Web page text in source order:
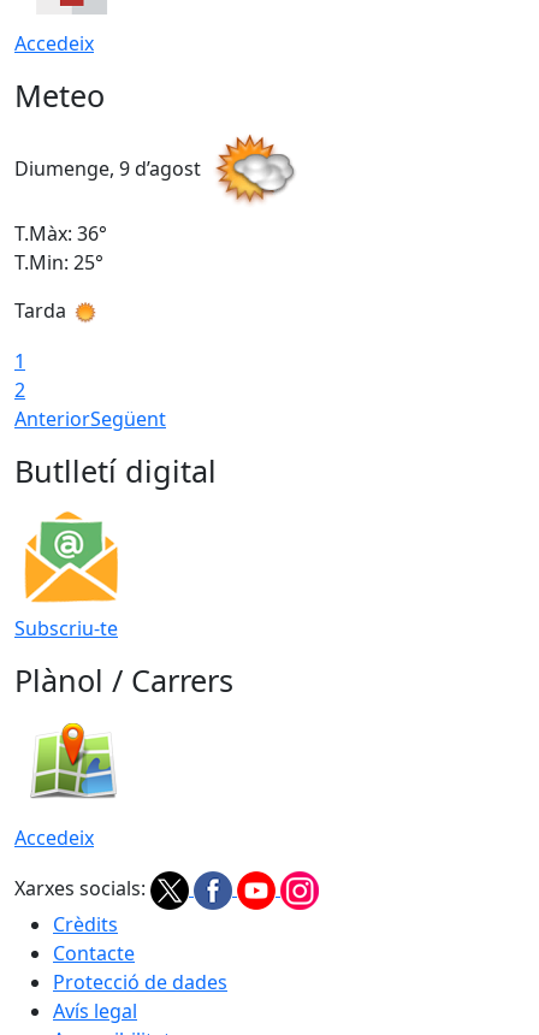
Accedeix
Meteo
Diumenge, 9 d’agost
T.Màx: 36°
T.Min: 25°
Tarda
1
2
AnteriorSegüent
Butlletí digital
Subscriu-te
Plànol / Carrers
Accedeix
Xarxes socials:
Crèdits
Contacte
Protecció de dades
Avís legal